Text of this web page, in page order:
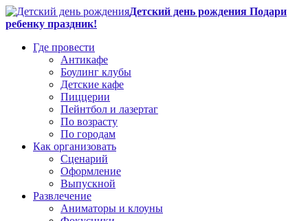
Детский день рождения Подари
ребенку праздник!
Где провести
Антикафе
Боулинг клубы
Детские кафе
Пиццерии
Пейнтбол и лазертаг
По возрасту
По городам
Как организовать
Сценарий
Оформление
Выпускной
Развлечение
Аниматоры и клоуны